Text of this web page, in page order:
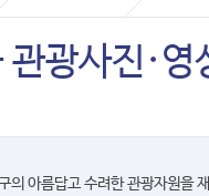
관광사진·영
의 아름답고 수려한 관광자원을